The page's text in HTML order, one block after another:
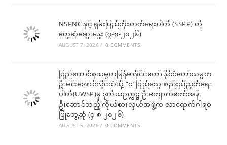
NSPNC နှင့် ရှမ်းပြည်တိုးတက်ရေးပါတီ (SSPP) တို့
တွေ့ဆုံဆွေးနွေး (၇-၈-၂၀၂၆)
AUGUST 7, 2026 / 0 COMMENTS
ပြည်ထောင်စုသမ္မတမြန်မာနိုင်ငံတော် နိုင်ငံတော်သမ္မတ
ဦးမင်းအောင်လှိုင်ထံသို့ “ဝ”ပြည်သွေးစည်းညီညွတ်ရေး
ပါတီ(UWSP)မှ ဒုတိယဥက္ကဋ္ဌ ဦးကျောက်ကော်အန်း
ဦးဆောင်သည့် ကိုယ်စားလှယ်အဖွဲ့က လာရောက်ဂါရဝ
ပြုတွေ့ဆုံ (၄-၈-၂၀၂၆)
AUGUST 5, 2026 / 0 COMMENTS